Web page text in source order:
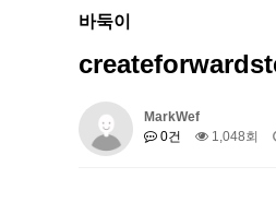
바둑이
MarkWef
0건
1,048회